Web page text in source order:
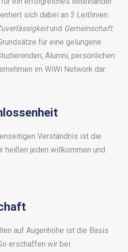
sich dabei an 3 Leitlinien:
und Gemeinschaft.
für eine gelungene
Alumni, persönlichen
im WiWi Network dar.
Verständnis ist die
heißen jeden willkommen und
auf Augenhöhe ist die Basis
erschaffen wir bei